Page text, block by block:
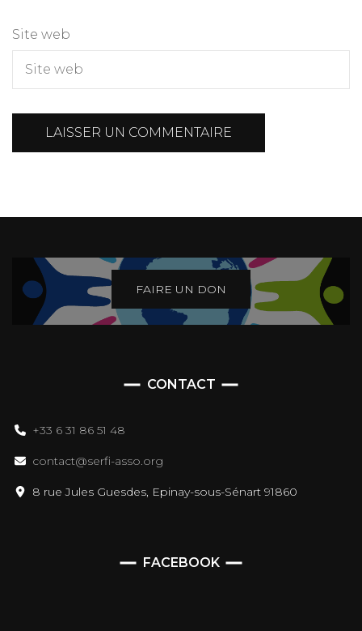
Site web
FAIRE UN DON
CONTACT
+33 6 31 86 51 48
contact@serfi-asso.org
8 rue Jules Guesdes, Epinay-sous-Sénart 91860
FACEBOOK